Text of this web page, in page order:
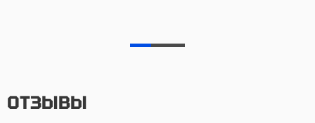
ОТЗЫВЫ